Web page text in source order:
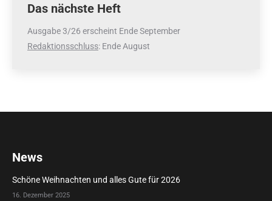
Das nächste Heft
Ausgabe 3/26 erscheint Ende September
Redaktionsschluss: Ende August
News
Schöne Weihnachten und alles Gute für 2026
16. Dezember 2025